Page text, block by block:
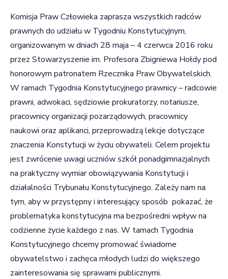
Komisja Praw Człowieka zaprasza wszystkich radców
prawnych do udziału w Tygodniu Konstytucyjnym,
organizowanym w dniach 28 maja – 4 czerwca 2016 roku
przez Stowarzyszenie im. Profesora Zbigniewa Hołdy pod
honorowym patronatem Rzecznika Praw Obywatelskich.
W ramach Tygodnia Konstytucyjnego prawnicy – radcowie
prawni, adwokaci, sędziowie prokuratorzy, notariusze,
pracownicy organizacji pozarządowych, pracownicy
naukowi oraz aplikanci, przeprowadzą lekcje dotyczące
znaczenia Konstytucji w życiu obywateli. Celem projektu
jest zwrócenie uwagi uczniów szkół ponadgimnazjalnych
na praktyczny wymiar obowiązywania Konstytucji i
działalności Trybunału Konstytucyjnego. Zależy nam na
tym, aby w przystępny i interesujący sposób pokazać, że
problematyka konstytucyjna ma bezpośredni wpływ na
codzienne życie każdego z nas. W tamach Tygodnia
Konstytucyjnego chcemy promować świadome
obywatelstwo i zachęca młodych ludzi do większego
zainteresowania się sprawami publicznymi.